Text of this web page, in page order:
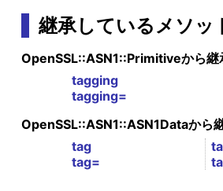
継承しているメソッ
OpenSSL::ASN1::Primitiveから継
tagging
tagging=
OpenSSL::ASN1::ASN1Dataから
tag
tag=